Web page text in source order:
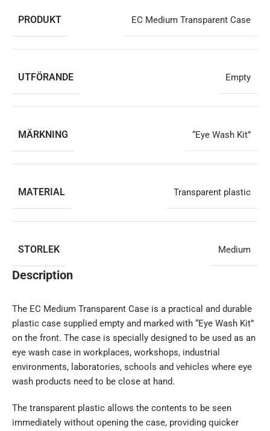
PRODUKT EC Medium Transparent Case
UTFÖRANDE Empty
MÄRKNING “Eye Wash Kit”
MATERIAL Transparent plastic
STORLEK Medium
Description
The EC Medium Transparent Case is a practical and durable
plastic case supplied empty and marked with “Eye Wash Kit”
on the front. The case is specially designed to be used as an
eye wash case in workplaces, workshops, industrial
environments, laboratories, schools and vehicles where eye
wash products need to be close at hand.
The transparent plastic allows the contents to be seen
immediately without opening the case, providing quicker